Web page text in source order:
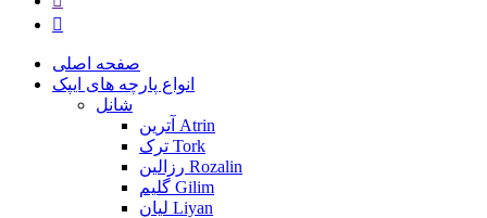
صفحه اصلی
انواع پارچه های ایپک
شانل
آترین Atrin
ترک Tork
رزالین Rozalin
گلیم Gilim
لیان Liyan